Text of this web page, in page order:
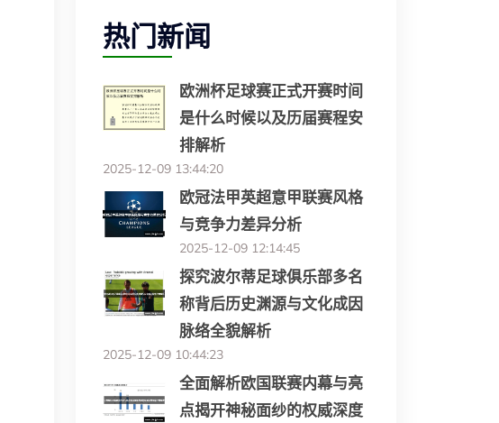
热门新闻
欧洲杯足球赛正式开赛时间
是什么时候以及历届赛程安
排解析
2025-12-09 13:44:20
欧冠法甲英超意甲联赛风格
与竞争力差异分析
2025-12-09 12:14:45
探究波尔蒂足球俱乐部多名
称背后历史渊源与文化成因
脉络全貌解析
2025-12-09 10:44:23
全面解析欧国联赛内幕与亮
点揭开神秘面纱的权威深度